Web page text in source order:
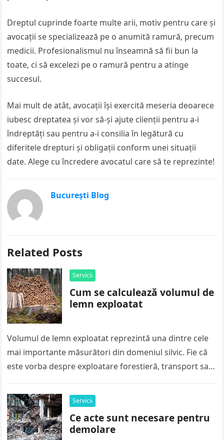
Dreptul cuprinde foarte multe arii, motiv pentru care și
avocații se specializează pe o anumită ramură, precum
medicii. Profesionalismul nu înseamnă să fii bun la
toate, ci să excelezi pe o ramură pentru a atinge
succesul.
Mai mult de atât, avocații își exercită meseria deoarece
iubesc dreptatea și vor să-și ajute clienții pentru a-i
îndreptăți sau pentru a-i consilia în legătură cu
diferitele drepturi și obligații conform unei situații
date. Alege cu încredere avocatul care să te reprezinte!
București Blog
Related Posts
Servicii
Cum se calculează volumul de
lemn exploatat
Volumul de lemn exploatat reprezintă una dintre cele
mai importante măsurători din domeniul silvic. Fie că
este vorba despre exploatare forestieră, transport sau
Servicii
Ce acte sunt necesare pentru
demolare